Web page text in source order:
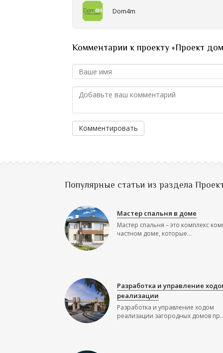
Dom4m
Комментарии к проекту «Проект
Комментировать
Популярные статьи из раздела
Мастер спальня в доме
Мастер спальня – это комплекс
частном доме, которые...
Разработка и управление
реализации
Разработка и управление ходом
реализации загородных домов